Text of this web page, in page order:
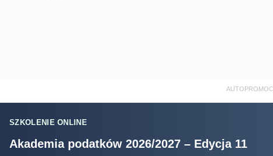
SZKOLENIE ONLINE
Akademia podatków 2026/2027 – Edycja 11